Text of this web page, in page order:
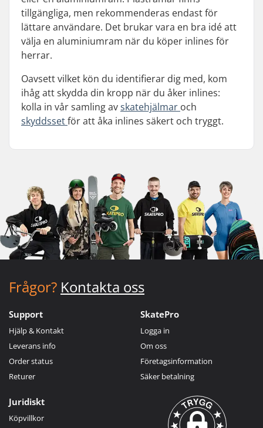
tillgängliga, men rekommenderas endast för
lättare användare. Det brukar vara en bra idé att
välja en aluminiumram när du köper inlines för
herrar.
Oavsett vilket kön du identifierar dig med, kom
ihåg att skydda din kropp när du åker inlines:
kolla in vår samling avskatehjälmar och
skyddssetför att åka inlines säkert och tryggt.
Frågor? Kontakta oss
Support
Hjälp & Kontakt
Leverans info
Order status
Returer
SkatePro
Logga in
Om oss
Företagsinformation
Säker betalning
Juridiskt
Köpvillkor